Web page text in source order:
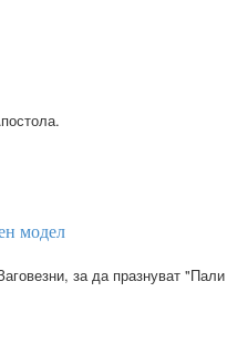
модел
за да празнуват "Пали